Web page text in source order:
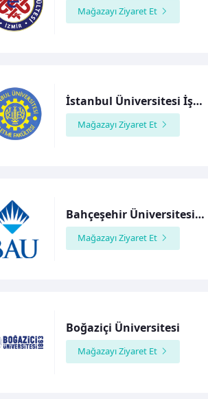
Mağazayı Ziyaret Et
İstanbul Üniversitesi İşletme Fakültesi
Mağazayı Ziyaret Et
Bahçeşehir Üniversitesi Diş Hekimliği
Mağazayı Ziyaret Et
Boğaziçi Üniversitesi
Mağazayı Ziyaret Et